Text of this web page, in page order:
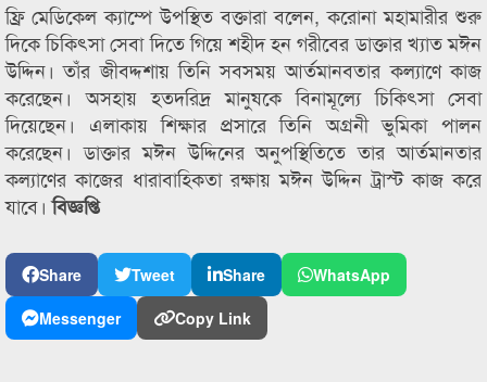
ফ্রি মেডিকেল ক্যাম্পে উপস্থিত বক্তারা বলেন, করোনা মহামারীর শুরু
দিকে চিকিৎসা সেবা দিতে গিয়ে শহীদ হন গরীবের ডাক্তার খ্যাত মঈন
উদ্দিন। তাঁর জীবদ্দশায় তিনি সবসময় আর্তমানবতার কল্যাণে কাজ
করেছেন। অসহায় হতদরিদ্র মানুষকে বিনামূল্যে চিকিৎসা সেবা
দিয়েছেন। এলাকায় শিক্ষার প্রসারে তিনি অগ্রনী ভুমিকা পালন
করেছেন। ডাক্তার মঈন উদ্দিনের অনুপস্থিতিতে তার আর্তমানতার
কল্যাণের কাজের ধারাবাহিকতা রক্ষায় মঈন উদ্দিন ট্রাস্ট কাজ করে
যাবে।বিজ্ঞপ্তি
Share Tweet Share
WhatsApp
Messenger
Copy Link